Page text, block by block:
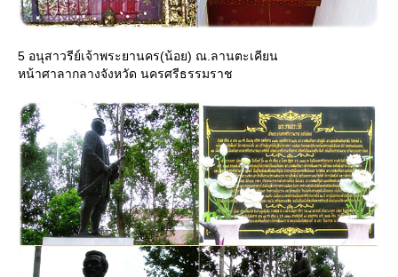
5 อนุสาวรีย์เจ้าพระยานคร(น้อย) ณ.ลานตะเคียน
หน้าศาลากลางจังหวัด นครศรีธรรมราช